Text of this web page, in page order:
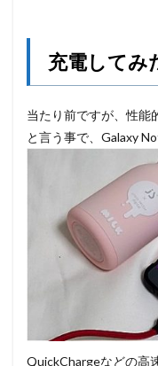
充電してみ
当たり前ですが、性能
と言う事で、Galaxy
QuickChargeなどの高